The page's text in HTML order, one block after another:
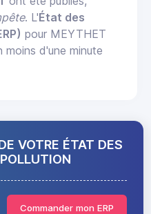
. L'État des
pour MEYTHET
moins d'une minute
VOTRE ÉTAT DES
Commander mon ERP